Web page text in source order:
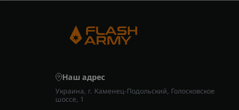
Наш адрес
Украина, г. Каменец-Подольский, Голосковское
шоссе, 1